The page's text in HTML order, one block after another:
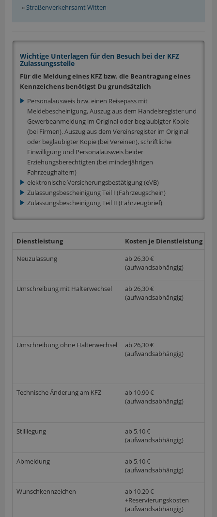
» Straßenverkehrsamt Witten
Wichtige Unterlagen für den Besuch bei der KFZ
Zulassungsstelle
Für die Meldung eines KFZ bzw. die Beantragung eines
Kennzeichens benötigst Du grundsätzlich
Personalausweis bzw. einen Reisepass mit
Meldebescheinigung, Auszug aus dem Handelsregister und
Gewerbeanmeldung im Original oder beglaubigter Kopie
(bei Firmen), Auszug aus dem Vereinsregister im Original
oder beglaubigter Kopie (bei Vereinen), schriftliche
Einwilligung und Personalausweis beider
Erziehungsberechtigten (bei minderjährigen
Fahrzeughaltern)
elektronische Versicherungsbestätigung (eVB)
Zulassungsbescheinigung Teil I (Fahrzeugschein)
Zulassungsbescheinigung Teil II (Fahrzeugbrief)
Dienstleistung Kosten je Dienstleistung
Neuzulassung
ab 26,30 €
(aufwandsabhängig)
Umschreibung mit Halterwechsel
ab 26,30 €
(aufwandsabhängig)
Umschreibung ohne Halterwechsel
ab 26,30 €
(aufwandsabhängig)
Technische Änderung am KFZ
ab 10,90 €
(aufwandsabhängig)
Stilllegung
ab 5,10 €
(aufwandsabhängig)
Abmeldung
ab 5,10 €
(aufwandsabhängig)
Wunschkennzeichen
ab 10,20 €
+Reservierungskosten
(aufwandsabhängig)